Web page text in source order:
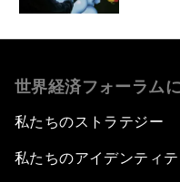
世界経済フォーラム
私たちのストラテジー
私たちのアイデンティテ